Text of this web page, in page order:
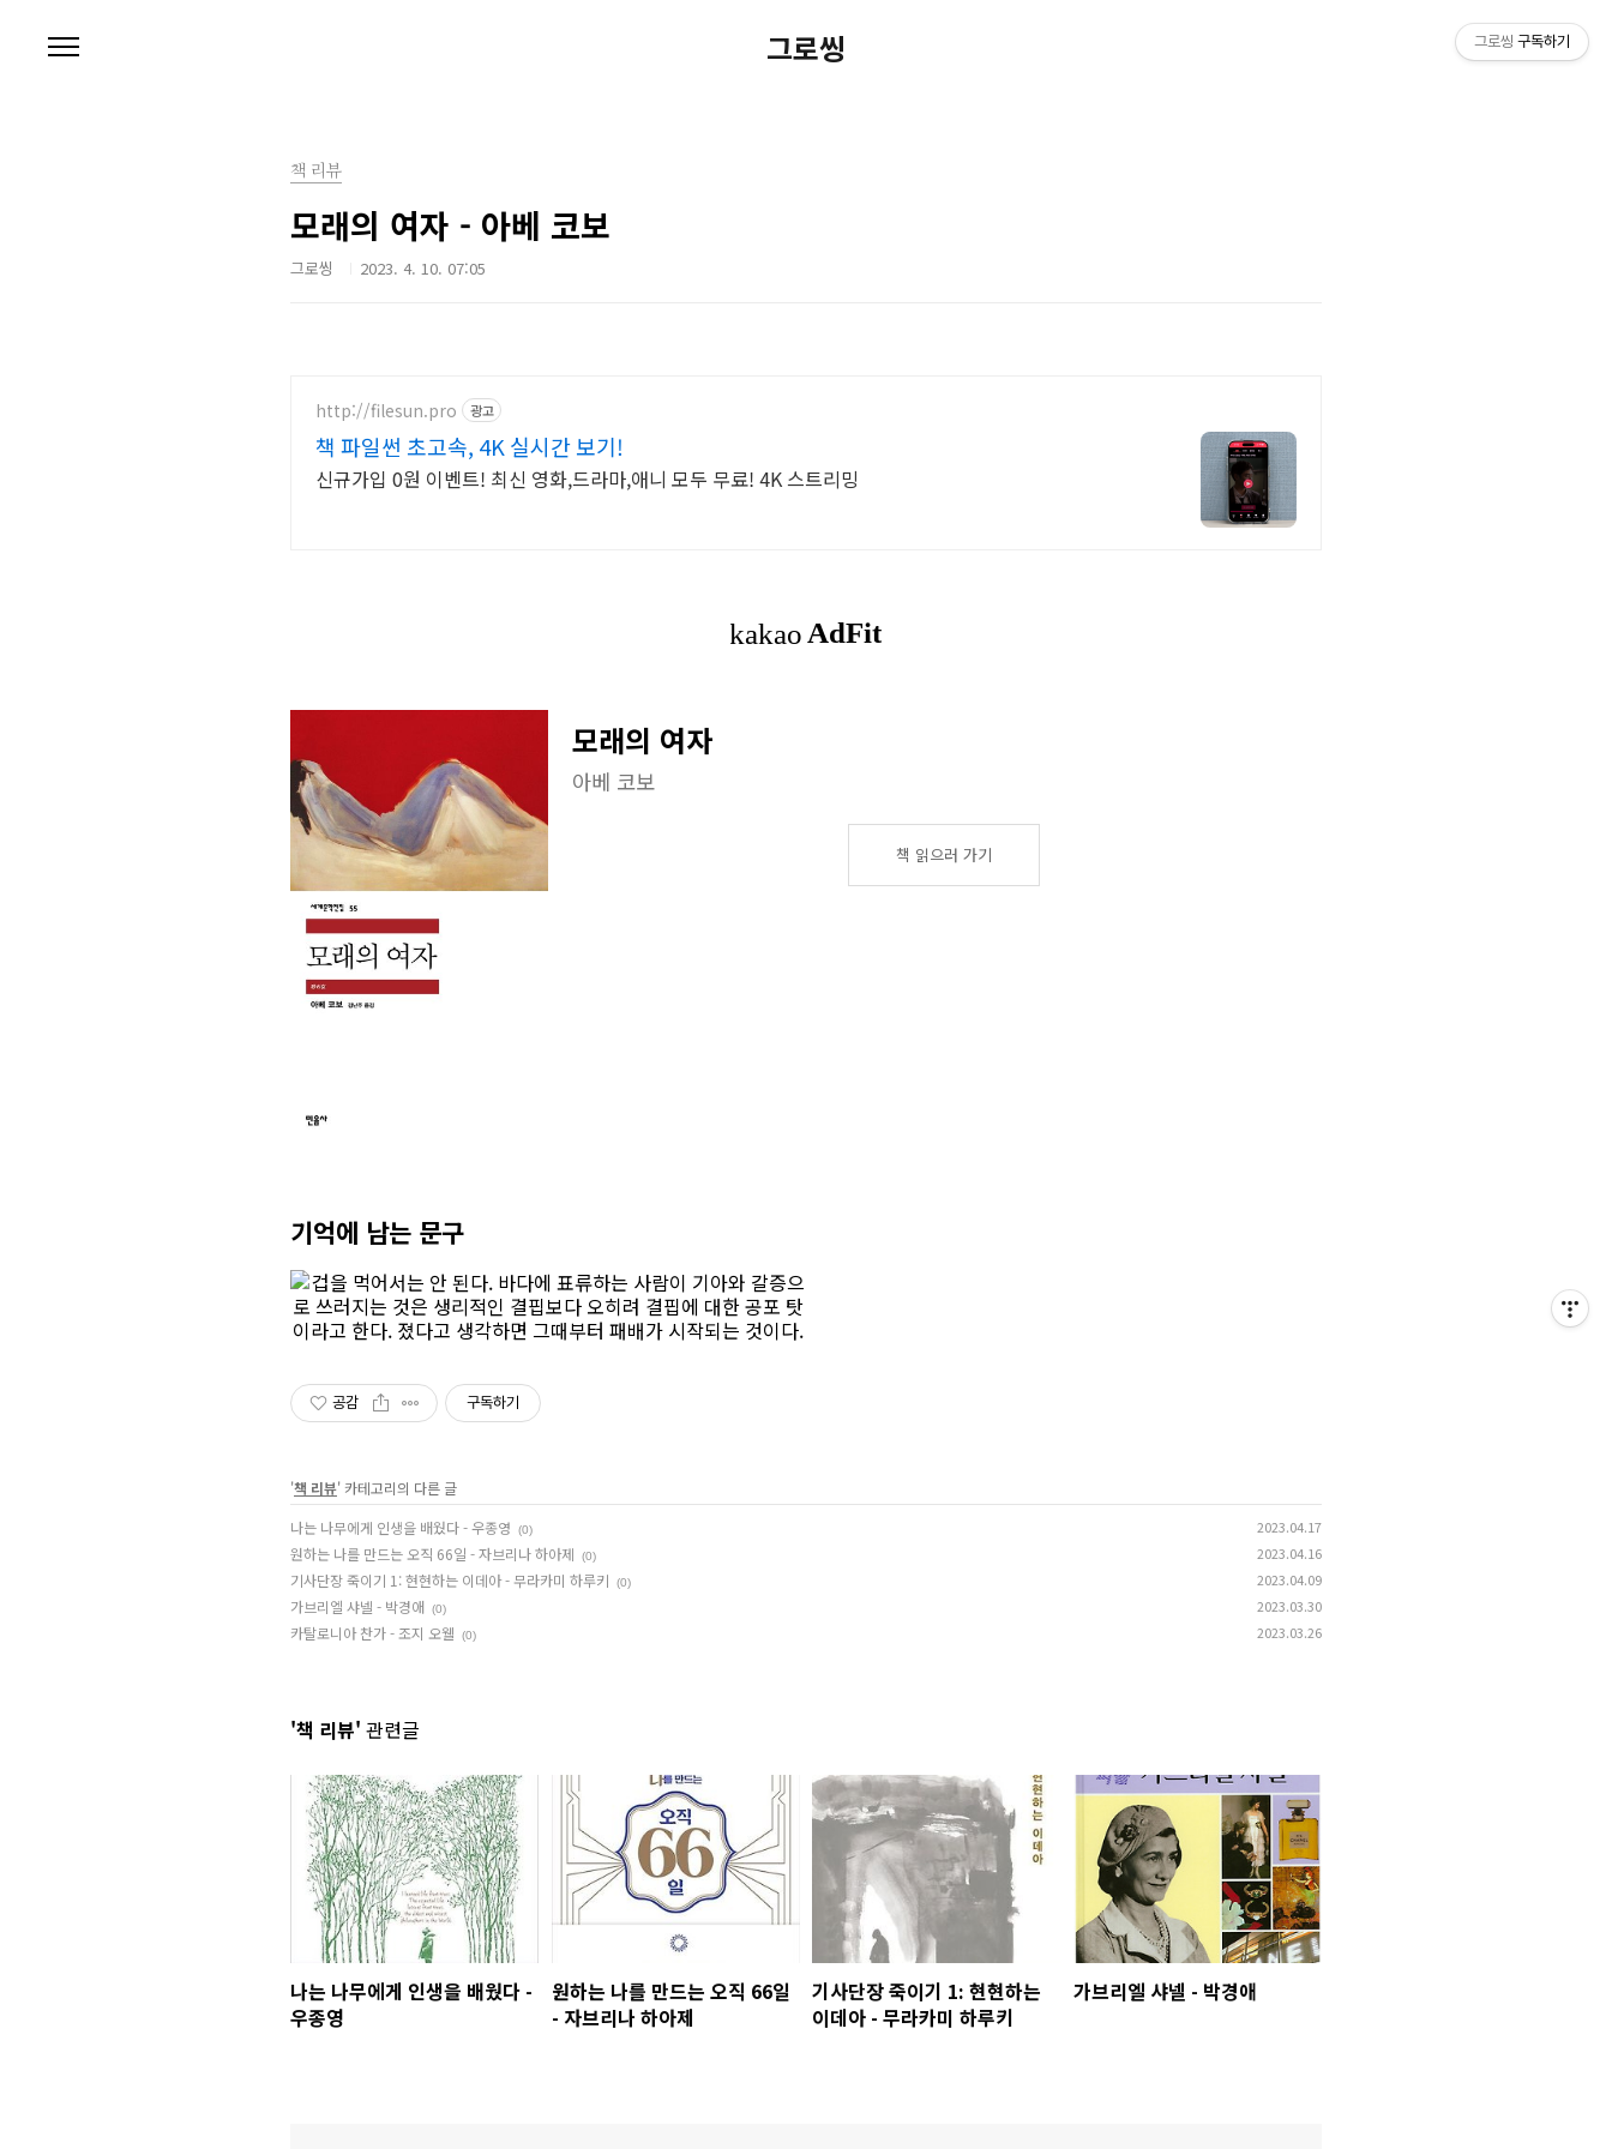
그로씽
책 리뷰
모래의 여자 - 아베 코보
그로씽 2023. 4. 10. 07:05
http://filesun.pro 광고
책 파일썬 초고속, 4K 실시간 보기!
신규가입 0원 이벤트! 최신 영화,드라마,애니 모두 무료! 4K 스트리밍
모래의 여자
아베 코보
책 읽으러 가기
기억에 남는 문구
공감 구독하기
'책 리뷰' 카테고리의 다른 글
나는 나무에게 인생을 배웠다 - 우종영
(0) 2023.04.17
원하는 나를 만드는 오직 66일 - 자브리나 하아제 (0) 2023.04.16
기사단장 죽이기 1: 현현하는 이데아 - 무라카미 하루키 (0) 2023.04.09
가브리엘 샤넬 - 박경애 (0) 2023.03.30
카탈로니아 찬가 - 조지 오웰 (0) 2023.03.26
'책 리뷰' 관련글
나는 나무에게 인생을 배웠다 -
우종영
원하는 나를 만드는 오직 66일
- 자브리나 하아제
기사단장 죽이기 1: 현현하는
이데아 - 무라카미 하루키
가브리엘 샤넬 - 박경애
그로씽 구독하기